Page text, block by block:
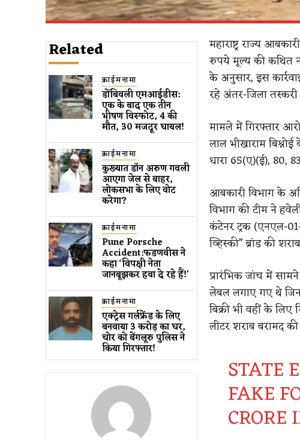
Related
क्राईमनामा
डोंबिवली एमआईडीस:
एक के बाद एक तीन
भीषण विस्फोट, 4 की
मौत, 30 मजदूर घायल!
क्राईमनामा
कुख्यात डॉन अरुण गवली ​
आएगा जेल से बाहर​,
लोकसभा के लिए वोट
करेगा?
क्राईमनामा
Pune Porsche
Accident:फडणवीस ने
कहा ‘विपक्षी नेता
जानबूझकर हवा दे रहे हैं!’
क्राईमनामा
एक्ट्रेस गर्लफ्रेंड के लिए ​
बनवाया 3 करोड़ का घर​, ​
चोर को बेंगलूरु पुलिस ने ​
किया गिरफ्तार!
महाराष्ट्र राज्य
रुपये मूल्य की कथित
के अनुसार, इस
रहे अंतर-जिला तस्करी
मामले में गिरफ्तार
लाल भीखाराम
धारा 65(ए)(ई), 80,
आबकारी विभाग के
विभाग की टीम ने
कंटेनर ट्रक (एनएल-
व्हिस्की” ब्रांड की
प्रारंभिक जांच में
लेबल लगाए गए थे
बिक्री भी वहीं के
लीटर शराब बरामद
STATE
FAKE
CRORE